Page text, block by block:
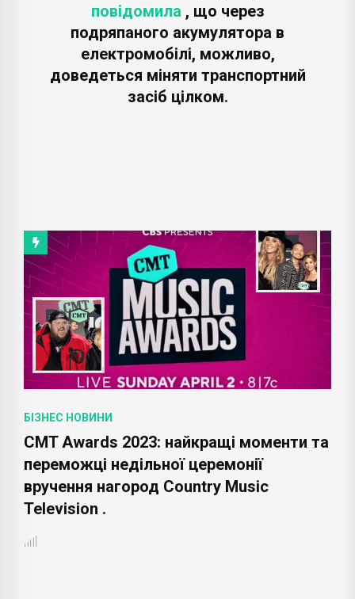
повідомила , що через
подряпаного акумулятора в
електромобілі, можливо,
доведеться міняти транспортний
засіб цілком.
БІЗНЕС НОВИНИ
CMT Awards 2023: найкращі моменти та
переможці недільної церемонії
вручення нагород Country Music
Television .